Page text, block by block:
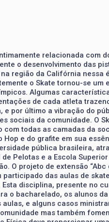
relacionada
o desenvolvimento das
região da Califórnia
o Skate tornou-se
Algumas
de cada atleta
por último a vibração do
sociais da comunidade. O
todas as camadas da
e do grafite em sua
pública brasileira,
Pelotas e a Escola
O projeto de extensão
das aulas de
disciplina, presente no
o bacharelado, os alunos
e alguns casos
mas também